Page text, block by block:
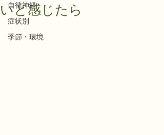
自律神経
症状別
季節・環境
いと感じたら